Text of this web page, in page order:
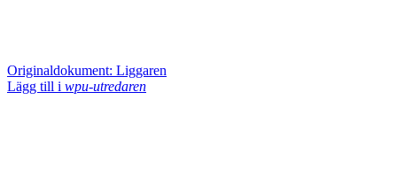
Originaldokument: Liggaren
Lägg till i wpu-utredaren